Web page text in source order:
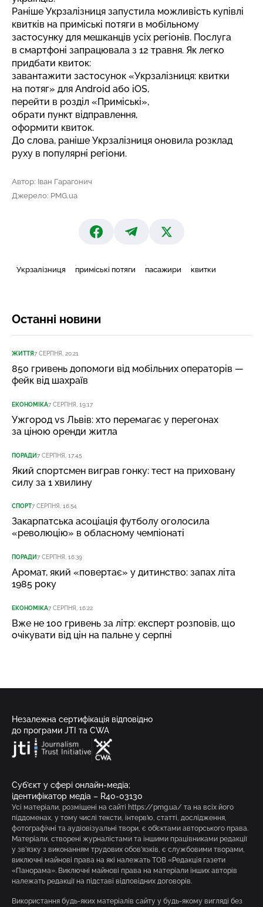
Раніше Укрзалізниця запустила можливість купівлі
квитків на приміські потяги в мобільному
застосунку для мешканців усіх регіонів. Послуга
в смартфоні запрацювала з 12 травня. Як легко
придбати квиток:
завантажити застосунок «Укрзалізниця: квитки
на потяг» для Android або iOS,
перейти в розділ «Приміські»,
обрати пункт відправлення,
оформити квиток.
До слова, раніше Укрзалізниця оновила розклад
руху в популярні регіони.
Автор: Іван Гарагонич
Джерело: PMG.ua
Укрзалізниця приміські потяги пасажири квитки
Останні новини
ЖИТТЯ7 СЕРПНЯ, 20:21
850 гривень допомоги від мобільних операторів —
фейк від шахраїв
ЕКОНОМІКА7 СЕРПНЯ, 19:17
Ужгород vs Львів: хто перемагає у перегонах
за ціною оренди житла
ПОРАДИ7 СЕРПНЯ, 17:45
Який спортсмен виграв гонку: тест на приховану
силу за 1 хвилину
СПОРТ7 СЕРПНЯ, 16:54
Закарпатська асоціація футболу оголосила
«революцію» в обласному чемпіонаті
ПОРАДИ7 СЕРПНЯ, 16:39
Аромат, який «повертає» у дитинство: запах літа
1985 року
ЕКОНОМІКА7 СЕРПНЯ, 16:22
Вже не 100 гривень за літр: експерт розповів, що
очікувати від цін на пальне у серпні
Незалежна сертифікація відповідно
до програми JTI та CWA
Суб’єкт у сфері онлайн-медіа;
ідентифікатор медіа – R40-03130
Усі матеріали, розміщені на сайті https://pmg.ua/ та на всіх його
піддоменах, у тому числі тексти, інтерв’ю, статті, дослідження,
фотографічні та аудіовізуальні твори, є об’єктами авторського права.
Матеріали, створені журналістами та іншими працівниками редакції
у зв’язку з виконанням трудових обов’язків, є службовими творами,
виключні майнові права на які належать ТОВ «Редакція газети
«Панорама». Виключні майнові права на матеріали інших авторів
належать редакції на підставі відповідних договорів.
Використання будь-яких матеріалів сайту у будь-якому вигляді без